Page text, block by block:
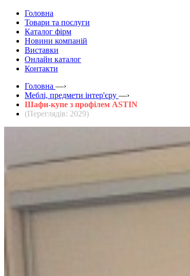
Головна
Товари та послуги
Каталог фірм
Новини компаній
Виставки
Онлайн каталог
Контакти
Головна —›
Меблі, предмети інтер'єру —›
Шафи-купе з профілем ASTIN
(Переглядів: 2029)